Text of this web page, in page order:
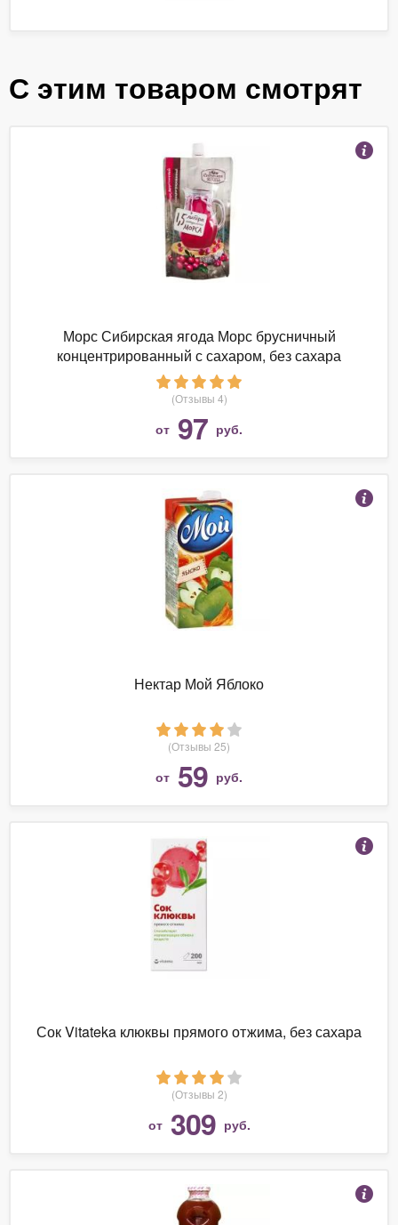
С этим товаром смотрят
Морс Сибирская ягода Морс брусничный
концентрированный с сахаром, без сахара
(Отзывы 4)
от 97 руб.
Нектар Мой Яблоко
(Отзывы 25)
от 59 руб.
Сок Vitateka клюквы прямого отжима, без сахара
(Отзывы 2)
от 309 руб.